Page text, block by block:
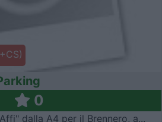
0
dalla A4 per il Brennero, a...